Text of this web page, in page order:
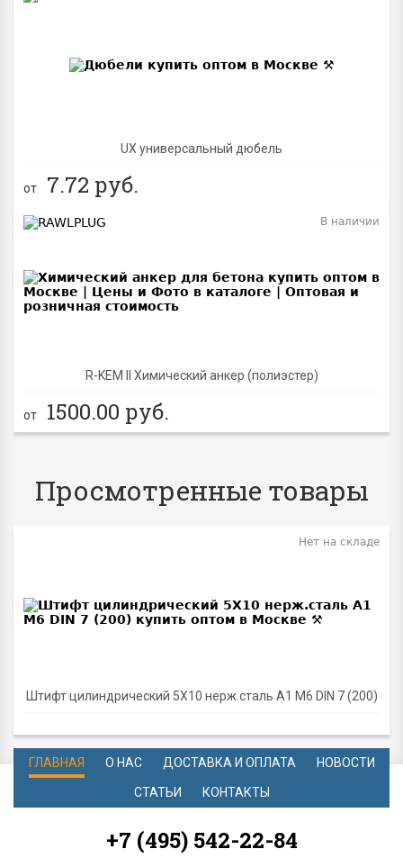
UX универсальный дюбель
от 7.72 руб.
R-KEM II Химический анкер (полиэстер)
В наличии
от 1500.00 руб.
Просмотренные товары
Штифт цилиндрический 5Х10 нерж.сталь A1 M6 DIN 7 (200)
Нет на складе
ГЛАВНАЯ О НАС ДОСТАВКА И ОПЛАТА НОВОСТИ
СТАТЬИ КОНТАКТЫ
+7 (495) 542-22-84